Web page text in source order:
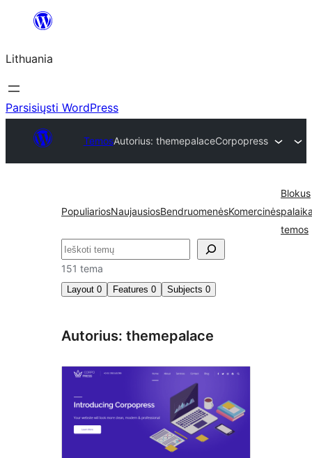
turinio
Lithuania
Parsisiųsti WordPress
TemosAutorius: themepalaceCorpopress
PopuliariosNaujausiosBendruomenėsKomercinės
Blokus
temos
Paieška
151 tema
Layout 0 Features 0 Subjects 0
Autorius: themepalace